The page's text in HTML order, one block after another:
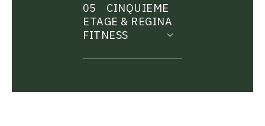
05
CINQUIEME
ETAGE & REGINA
FITNESS